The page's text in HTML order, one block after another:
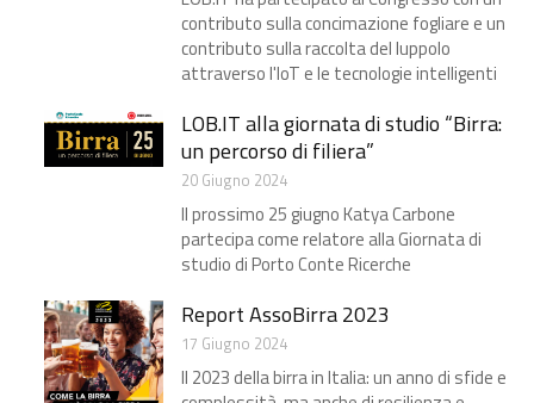
contributo sulla concimazione fogliare e un
contributo sulla raccolta del luppolo
attraverso l'IoT e le tecnologie intelligenti
LOB.IT alla giornata di studio “Birra:
un percorso di filiera”​
20 Giugno 2024
Il prossimo 25 giugno Katya Carbone
partecipa come relatore alla Giornata di
studio di Porto Conte Ricerche
Report AssoBirra 2023
17 Giugno 2024
Il 2023 della birra in Italia: un anno di sfide e